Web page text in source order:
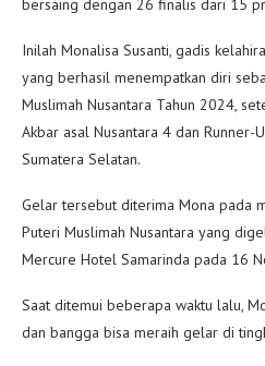
bersaing dengan 26 finalis dari 15
Inilah Monalisa Susanti, gadis
yang berhasil menempatkan diri
Muslimah Nusantara Tahun 2024,
Akbar asal Nusantara 4 dan Runner-
Sumatera Selatan.
Gelar tersebut diterima Mona pada
Puteri Muslimah Nusantara yang
Mercure Hotel Samarinda pada 16
Saat ditemui beberapa waktu lalu,
dan bangga bisa meraih gelar di